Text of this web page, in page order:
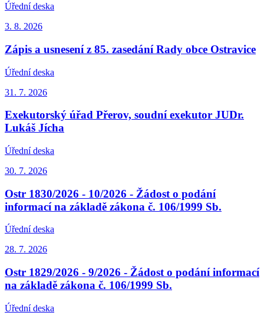
Úřední deska
3. 8. 2026
Zápis a usnesení z 85. zasedání Rady obce Ostravice
Úřední deska
31. 7. 2026
Exekutorský úřad Přerov, soudní exekutor JUDr.
Lukáš Jícha
Úřední deska
30. 7. 2026
Ostr 1830/2026 - 10/2026 - Žádost o podání
informací na základě zákona č. 106/1999 Sb.
Úřední deska
28. 7. 2026
Ostr 1829/2026 - 9/2026 - Žádost o podání informací
na základě zákona č. 106/1999 Sb.
Úřední deska